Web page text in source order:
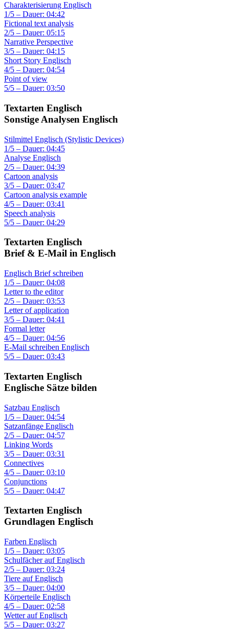
Charakterisierung Englisch
1/5 – Dauer: 04:42
Fictional text analysis
2/5 – Dauer: 05:15
Narrative Perspective
3/5 – Dauer: 04:15
Short Story Englisch
4/5 – Dauer: 04:54
Point of view
5/5 – Dauer: 03:50
Textarten Englisch
Sonstige Analysen Englisch
Stilmittel Englisch (Stylistic Devices)
1/5 – Dauer: 04:45
Analyse Englisch
2/5 – Dauer: 04:39
Cartoon analysis
3/5 – Dauer: 03:47
Cartoon analysis example
4/5 – Dauer: 03:41
Speech analysis
5/5 – Dauer: 04:29
Textarten Englisch
Brief & E-Mail in Englisch
Englisch Brief schreiben
1/5 – Dauer: 04:08
Letter to the editor
2/5 – Dauer: 03:53
Letter of application
3/5 – Dauer: 04:41
Formal letter
4/5 – Dauer: 04:56
E-Mail schreiben Englisch
5/5 – Dauer: 03:43
Textarten Englisch
Englische Sätze bilden
Satzbau Englisch
1/5 – Dauer: 04:54
Satzanfänge Englisch
2/5 – Dauer: 04:57
Linking Words
3/5 – Dauer: 03:31
Connectives
4/5 – Dauer: 03:10
Conjunctions
5/5 – Dauer: 04:47
Textarten Englisch
Grundlagen Englisch
Farben Englisch
1/5 – Dauer: 03:05
Schulfächer auf Englisch
2/5 – Dauer: 03:24
Tiere auf Englisch
3/5 – Dauer: 04:00
Körperteile Englisch
4/5 – Dauer: 02:58
Wetter auf Englisch
5/5 – Dauer: 03:27